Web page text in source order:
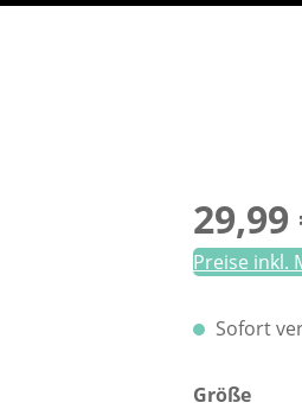
Regulärer
29,99
Preise inkl.
Sofort
Größe